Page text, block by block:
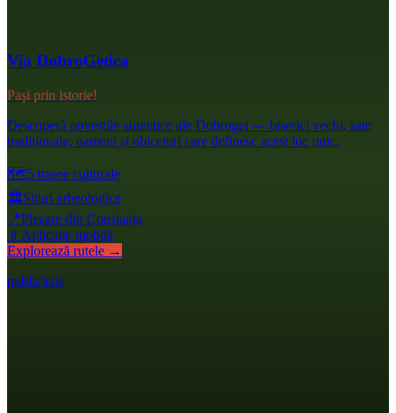
Via DobroGetica
Pași prin istorie!
Descoperă poveștile autentice ale Dobrogei — biserici vechi, sate
tradiționale, oameni și obiceiuri care definesc acest loc unic.
🗺️5 trasee culturale
🏛️Situri arheologice
📍Plecare din Constanța
📱 Aplicație mobilă
Explorează rutele →
publicitate